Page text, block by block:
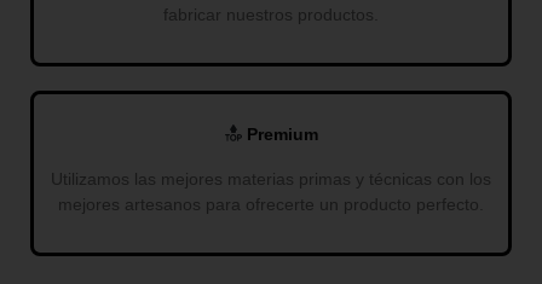
fabricar nuestros productos.
Premium
Utilizamos las mejores materias primas y técnicas con los
mejores artesanos para ofrecerte un producto perfecto.